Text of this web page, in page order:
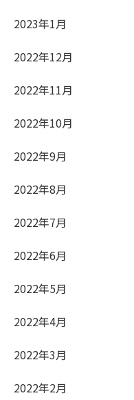
2023年1月
2022年12月
2022年11月
2022年10月
2022年9月
2022年8月
2022年7月
2022年6月
2022年5月
2022年4月
2022年3月
2022年2月